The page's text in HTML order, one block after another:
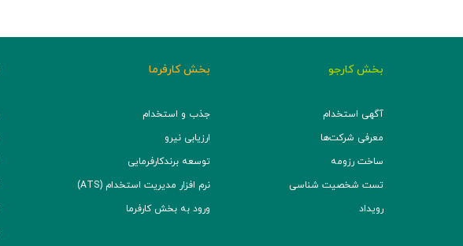
بخش کارجو
آگهی استخدام
معرفی شرکت‌ها
ساخت رزومه
تست شخصیت شناسی
رویداد
بخش کارفرما
جذب و استخدام
ارزیابی نیرو
توسعه برند‌کارفرمایی
نرم افزار مدیریت استخدام (ATS)
ورود به بخش کارفرما